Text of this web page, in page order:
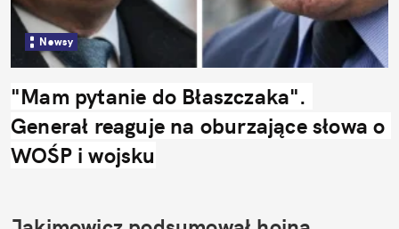
Newsy
"Mam pytanie do Błaszczaka".
Generał reaguje na oburzające słowa o
WOŚP i wojsku